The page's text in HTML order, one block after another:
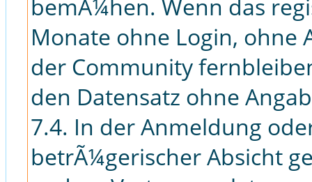
bemÃ¼hen. Wenn das
Monate ohne Login, ohne
der Community
den Datensatz ohne
7.4. In der Anmeldung
betrÃ¼gerischer Absicht